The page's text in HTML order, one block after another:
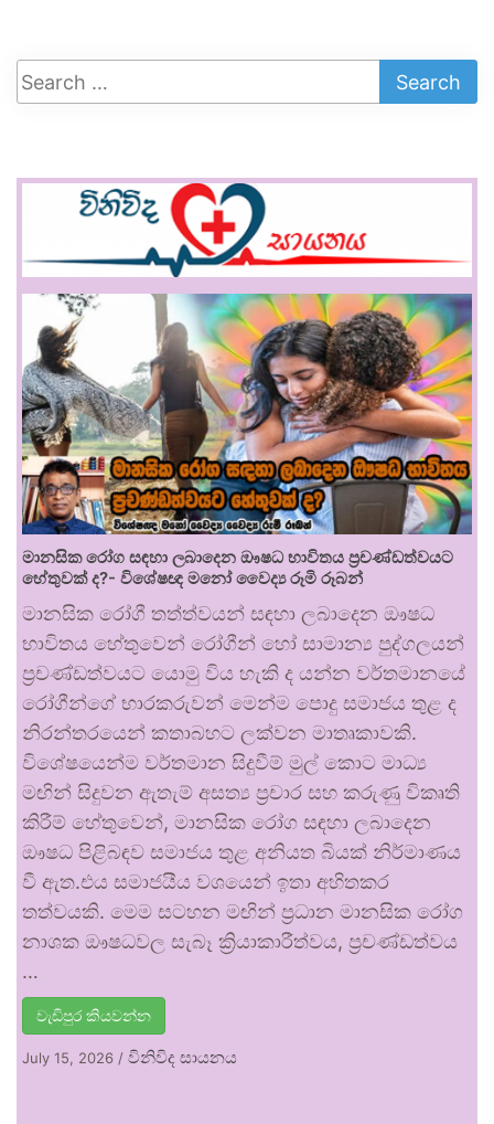
මානසික රෝග සඳහා ලබාදෙන ඖෂධ භාවිතය ප්‍රචණ්ඩත්වයට
හේතුවක් ද?- විශේෂඥ මනෝ වෛද්‍ය රූමි රූබන්
මානසික රෝගී තත්ත්වයන් සඳහා ලබාදෙන ඖෂධ
භාවිතය හේතුවෙන් රෝගීන් හෝ සාමාන්‍ය පුද්ගලයන්
ප්‍රචණ්ඩත්වයට යොමු විය හැකි ද යන්න වර්තමානයේ
රෝගීන්ගේ භාරකරුවන් මෙන්ම පොදු සමාජය තුළ ද
නිරන්තරයෙන් කතාබහට ලක්වන මාතෘකාවකි.
විශේෂයෙන්ම වර්තමාන සිදුවීම් මුල් කොට මාධ්‍ය
මඟින් සිදුවන ඇතැම් අසත්‍ය ප්‍රචාර සහ කරුණු විකෘති
කිරීම් හේතුවෙන්, මානසික රෝග සඳහා ලබාදෙන
ඖෂධ පිළිබඳව සමාජය තුළ අනියත බියක් නිර්මාණය
වී ඇත.එය සමාජයීය වශයෙන් ඉතා අහිතකර
තත්වයකි. මෙම සටහන මඟින් ප්‍රධාන මානසික රෝග
නාශක ඖෂධවල සැබෑ ක්‍රියාකාරීත්වය, ප්‍රචණ්ඩත්වය
…
වැඩිපුර කියවන්න
July 15, 2026 / විනිවිද සායනය